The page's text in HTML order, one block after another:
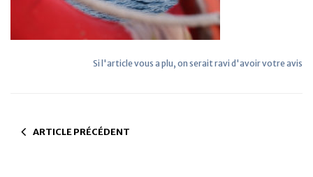
Si l'article vous a plu, on serait ravi d'avoir votre avis
ARTICLE PRÉCÉDENT